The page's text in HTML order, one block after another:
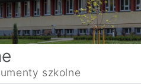
szkolne